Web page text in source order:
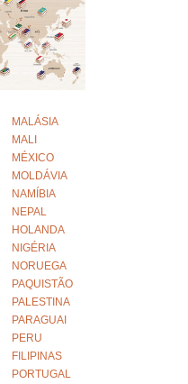
MALÁSIA
MALI
MÉXICO
MOLDÁVIA
NAMÍBIA
NEPAL
HOLANDA
NIGÉRIA
NORUEGA
PAQUISTÃO
PALESTINA
PARAGUAI
PERU
FILIPINAS
PORTUGAL